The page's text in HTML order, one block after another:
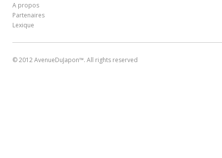
A propos
Partenaires
Lexique
© 2012 AvenueDuJapon™. All rights reserved